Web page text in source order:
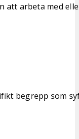
att arbeta med
begrepp som